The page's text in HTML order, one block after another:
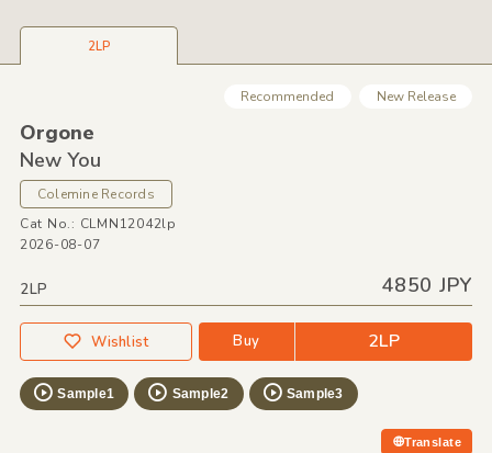
2LP
Recommended New Release
Orgone
New You
Colemine Records
Cat No.: CLMN12042lp
2026-08-07
2LP 4850 JPY
Wishlist Buy 2LP
Sample1 Sample2 Sample3
Translate